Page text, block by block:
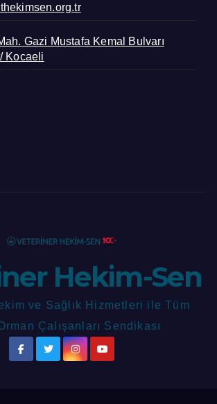
Gazi Mustafa Kemal Bulvarı
Kocaeli
Hekim-Sen
ve Sağlık Hizmetleri ile Tüm
Çalışanları Sendikası